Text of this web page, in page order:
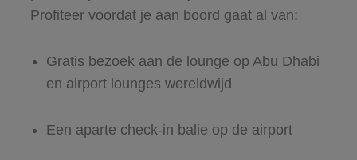
Profiteer voordat je aan boord gaat al van:
Gratis bezoek aan de lounge op Abu Dhabi
en airport lounges wereldwijd
Een aparte check-in balie op de airport